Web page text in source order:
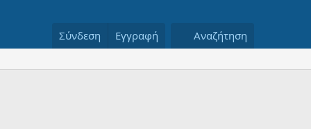
Σύνδεση Εγγραφή Αναζήτηση